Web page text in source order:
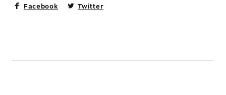
Facebook Twitter